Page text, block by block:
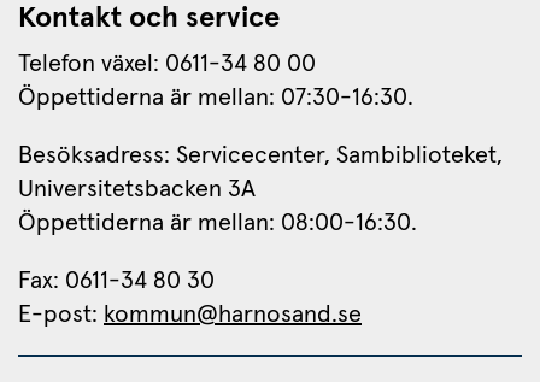
Kontakt och service
Telefon växel: 0611-34 80 00
Öppettiderna är mellan: 07:30-16:30.
Besöksadress: Servicecenter, Sambiblioteket,
Universitetsbacken 3A
Öppettiderna är mellan: 08:00-16:30.
Fax: 0611-34 80 30
E-post: kommun@harnosand.se